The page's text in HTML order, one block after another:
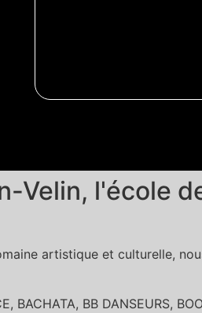
Velin, l'école
artistique et culturelle,
BB DANSEURS,